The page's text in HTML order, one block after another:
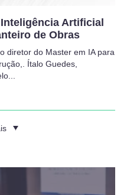
Artificial
de Obras
diretor do Master em IA para
Ítalo Guedes,